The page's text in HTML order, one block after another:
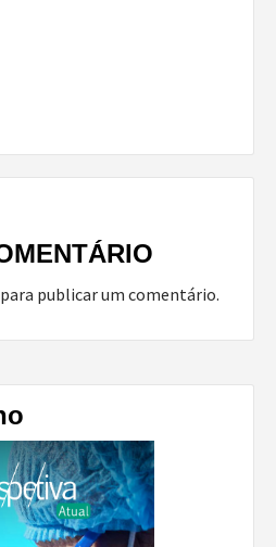
para publicar um comentário.